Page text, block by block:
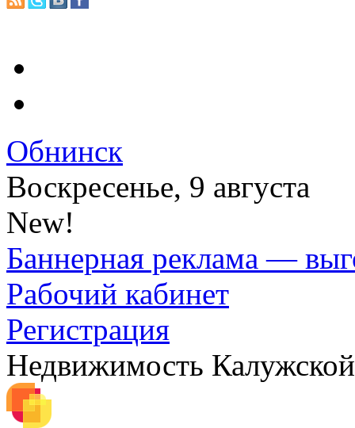
Обнинск
Воскресенье, 9 августа
New!
Баннерная реклама —
Рабочий кабинет
Регистрация
Недвижимость